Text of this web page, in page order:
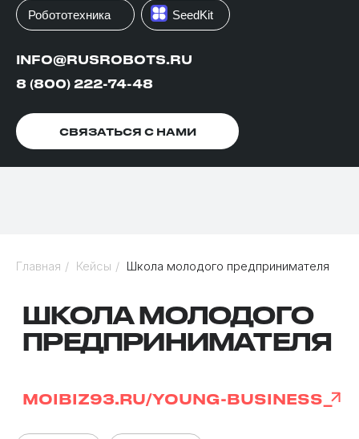
СВЯЗАТЬСЯ С НАМИ
INFO@RUSROBOTS.RU
8 (800) 222-74-48
SeedKit
Робототехника
Главная / Кейсы / Школа молодого предпринимателя
MOIBIZ93.RU/YOUNG-BUSINESS_
ШКОЛА МОЛОДОГО
ПРЕДПРИНИМАТЕЛЯ